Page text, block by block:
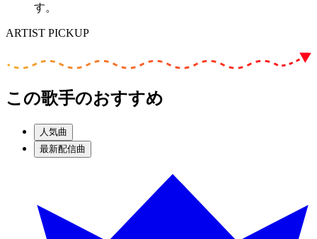
す。
ARTIST PICKUP
この歌手のおすすめ
人気曲
最新配信曲